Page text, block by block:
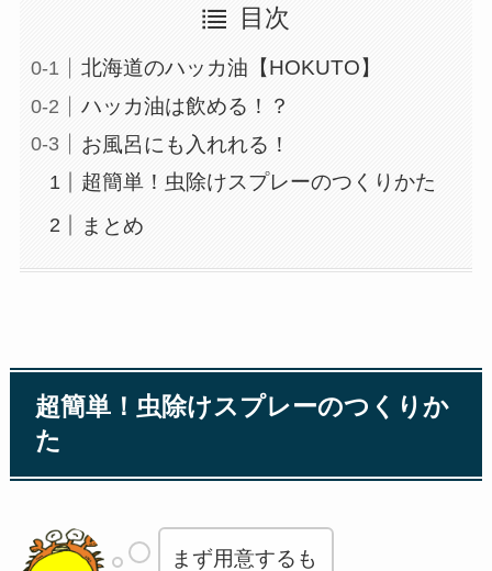
目次
北海道のハッカ油【HOKUTO】
ハッカ油は飲める！？
お風呂にも入れれる！
超簡単！虫除けスプレーのつくりかた
まとめ
超簡単！虫除けスプレーのつくりか
た
まず用意するも